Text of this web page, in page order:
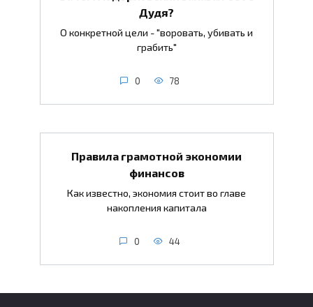
Дудя?
О конкретной цели - "воровать, убивать и
грабить"
0 78
Правила грамотной экономии
финансов
Как известно, экономия стоит во главе
накопления капитала
0 44